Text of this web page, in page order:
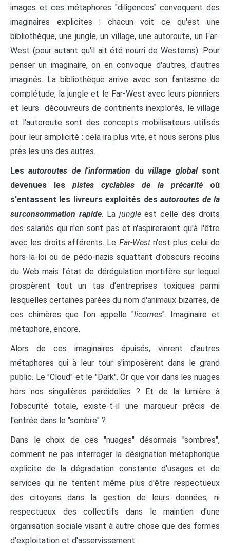
images et ces métaphores "diligences" convoquent des
imaginaires explicites : chacun voit ce qu'est une
bibliothèque, une jungle, un village, une autoroute, un Far-
West (pour autant qu'il ait été nourri de Westerns). Pour
penser un imaginaire, on en convoque d'autres, d'autres
imaginés. La bibliothèque arrive avec son fantasme de
complétude, la jungle et le Far-West avec leurs pionniers
et leurs découvreurs de continents inexplorés, le village
et l'autoroute sont des concepts mobilisateurs utilisés
pour leur simplicité : cela ira plus vite, et nous serons plus
près les uns des autres.
Lesautoroutes de l'information duvillage globalsont
devenues les pistes cyclables de la précarité où
s'entassent les livreurs exploités desautoroutes de la
surconsommation rapide. La jungleest celle des droits
des salariés qui n'en sont pas et n'aspireraient qu'à l'être
avec les droits afférents. Le Far-Westn'est plus celui de
hors-la-loi ou de pédo-nazis squattant d'obscurs recoins
du Web mais l'état de dérégulation mortifère sur lequel
prospèrent tout un tas d'entreprises toxiques parmi
lesquelles certaines parées du nom d'animaux bizarres, de
ces chimères que l'on appelle "licornes". Imaginaire et
métaphore, encore.
Alors de ces imaginaires épuisés, vinrent d'autres
métaphores qui à leur tour s'imposèrent dans le grand
public. Le "Cloud" et le "Dark". Or que voir dans les nuages
hors nos singulières paréidolies ? Et de la lumière à
l'obscurité totale, existe-t-il une marqueur précis de
l'entrée dans le "sombre" ?
Dans le choix de ces "nuages" désormais "sombres",
comment ne pas interroger la désignation métaphorique
explicite de la dégradation constante d'usages et de
services qui ne tentent même plus d'être respectueux
des citoyens dans la gestion de leurs données, ni
respectueux des collectifs dans le maintien d'une
organisation sociale visant à autre chose que des formes
d'exploitation et d'asservissement.